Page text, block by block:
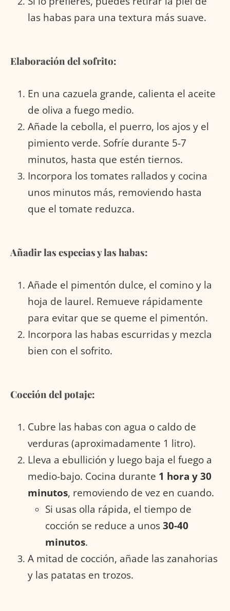
las habas para una textura más suave.
Elaboración del sofrito:
En una cazuela grande, calienta el aceite
de oliva a fuego medio.
Añade la cebolla, el puerro, los ajos y el
pimiento verde. Sofríe durante 5-7
minutos, hasta que estén tiernos.
Incorpora los tomates rallados y cocina
unos minutos más, removiendo hasta
que el tomate reduzca.
Añadir las especias y las habas:
Añade el pimentón dulce, el comino y la
hoja de laurel. Remueve rápidamente
para evitar que se queme el pimentón.
Incorpora las habas escurridas y mezcla
bien con el sofrito.
Cocción del potaje:
Cubre las habas con agua o caldo de
verduras (aproximadamente 1 litro).
Lleva a ebullición y luego baja el fuego a
medio-bajo. Cocina durante 1 hora y 30
minutos, removiendo de vez en cuando.
Si usas olla rápida, el tiempo de
cocción se reduce a unos 30-40
minutos.
A mitad de cocción, añade las zanahorias
y las patatas en trozos.